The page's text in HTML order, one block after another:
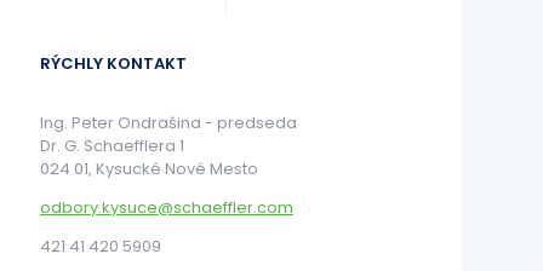
RÝCHLY KONTAKT
Ing. Peter Ondrašina - predseda
Dr. G. Schaefflera 1
024 01, Kysucké Nové Mesto
odbory.kysuce@schaeffler.com
421 41 420 5909